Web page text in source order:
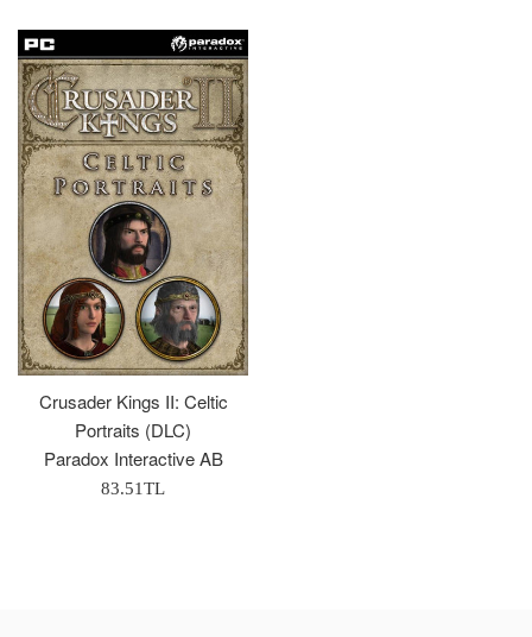
Crusader Kings II: Celtic
Portraits (DLC)
Paradox Interactive AB
Normal
83.51TL